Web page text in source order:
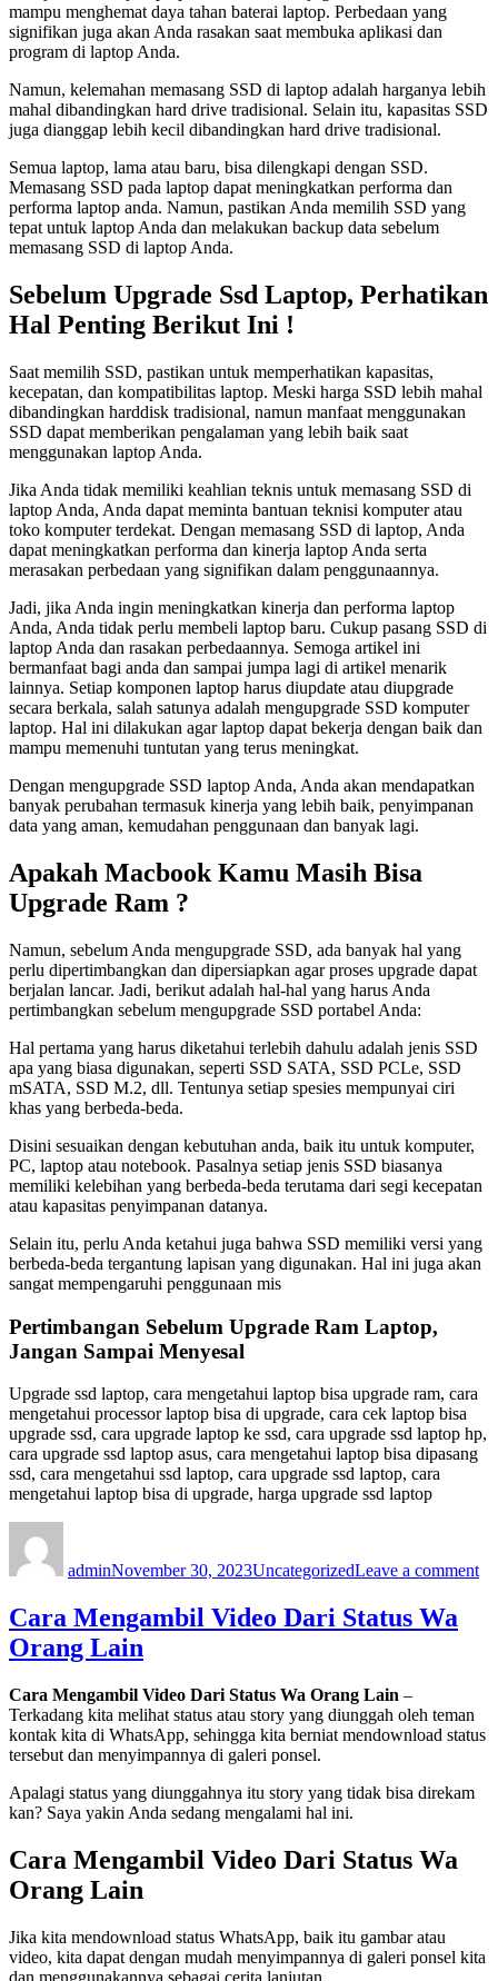
mampu menghemat daya tahan baterai laptop. Perbedaan yang
signifikan juga akan Anda rasakan saat membuka aplikasi dan
program di laptop Anda.
Namun, kelemahan memasang SSD di laptop adalah harganya lebih
mahal dibandingkan hard drive tradisional. Selain itu, kapasitas SSD
juga dianggap lebih kecil dibandingkan hard drive tradisional.
Semua laptop, lama atau baru, bisa dilengkapi dengan SSD.
Memasang SSD pada laptop dapat meningkatkan performa dan
performa laptop anda. Namun, pastikan Anda memilih SSD yang
tepat untuk laptop Anda dan melakukan backup data sebelum
memasang SSD di laptop Anda.
Sebelum Upgrade Ssd Laptop, Perhatikan
Hal Penting Berikut Ini !
Saat memilih SSD, pastikan untuk memperhatikan kapasitas,
kecepatan, dan kompatibilitas laptop. Meski harga SSD lebih mahal
dibandingkan harddisk tradisional, namun manfaat menggunakan
SSD dapat memberikan pengalaman yang lebih baik saat
menggunakan laptop Anda.
Jika Anda tidak memiliki keahlian teknis untuk memasang SSD di
laptop Anda, Anda dapat meminta bantuan teknisi komputer atau
toko komputer terdekat. Dengan memasang SSD di laptop, Anda
dapat meningkatkan performa dan kinerja laptop Anda serta
merasakan perbedaan yang signifikan dalam penggunaannya.
Jadi, jika Anda ingin meningkatkan kinerja dan performa laptop
Anda, Anda tidak perlu membeli laptop baru. Cukup pasang SSD di
laptop Anda dan rasakan perbedaannya. Semoga artikel ini
bermanfaat bagi anda dan sampai jumpa lagi di artikel menarik
lainnya. Setiap komponen laptop harus diupdate atau diupgrade
secara berkala, salah satunya adalah mengupgrade SSD komputer
laptop. Hal ini dilakukan agar laptop dapat bekerja dengan baik dan
mampu memenuhi tuntutan yang terus meningkat.
Dengan mengupgrade SSD laptop Anda, Anda akan mendapatkan
banyak perubahan termasuk kinerja yang lebih baik, penyimpanan
data yang aman, kemudahan penggunaan dan banyak lagi.
Apakah Macbook Kamu Masih Bisa
Upgrade Ram ?
Namun, sebelum Anda mengupgrade SSD, ada banyak hal yang
perlu dipertimbangkan dan dipersiapkan agar proses upgrade dapat
berjalan lancar. Jadi, berikut adalah hal-hal yang harus Anda
pertimbangkan sebelum mengupgrade SSD portabel Anda:
Hal pertama yang harus diketahui terlebih dahulu adalah jenis SSD
apa yang biasa digunakan, seperti SSD SATA, SSD PCLe, SSD
mSATA, SSD M.2, dll. Tentunya setiap spesies mempunyai ciri
khas yang berbeda-beda.
Disini sesuaikan dengan kebutuhan anda, baik itu untuk komputer,
PC, laptop atau notebook. Pasalnya setiap jenis SSD biasanya
memiliki kelebihan yang berbeda-beda terutama dari segi kecepatan
atau kapasitas penyimpanan datanya.
Selain itu, perlu Anda ketahui juga bahwa SSD memiliki versi yang
berbeda-beda tergantung lapisan yang digunakan. Hal ini juga akan
sangat mempengaruhi penggunaan mis
Pertimbangan Sebelum Upgrade Ram Laptop,
Jangan Sampai Menyesal
Upgrade ssd laptop, cara mengetahui laptop bisa upgrade ram, cara
mengetahui processor laptop bisa di upgrade, cara cek laptop bisa
upgrade ssd, cara upgrade laptop ke ssd, cara upgrade ssd laptop hp,
cara upgrade ssd laptop asus, cara mengetahui laptop bisa dipasang
ssd, cara mengetahui ssd laptop, cara upgrade ssd laptop, cara
mengetahui laptop bisa di upgrade, harga upgrade ssd laptop
adminNovember 30, 2023UncategorizedLeave a comment
Cara Mengambil Video Dari Status Wa
Orang Lain
Cara Mengambil Video Dari Status Wa Orang Lain –
Terkadang kita melihat status atau story yang diunggah oleh teman
kontak kita di WhatsApp, sehingga kita berniat mendownload status
tersebut dan menyimpannya di galeri ponsel.
Apalagi status yang diunggahnya itu story yang tidak bisa direkam
kan? Saya yakin Anda sedang mengalami hal ini.
Cara Mengambil Video Dari Status Wa
Orang Lain
Jika kita mendownload status WhatsApp, baik itu gambar atau
video, kita dapat dengan mudah menyimpannya di galeri ponsel kita
dan menggunakannya sebagai cerita lanjutan.